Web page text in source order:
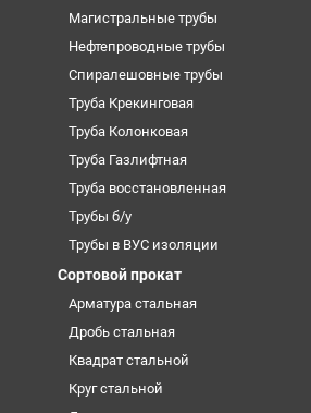
Магистральные трубы
Нефтепроводные трубы
Спиралешовные трубы
Труба Крекинговая
Труба Колонковая
Труба Газлифтная
Труба восстановленная
Трубы б/у
Трубы в ВУС изоляции
Сортовой прокат
Арматура стальная
Дробь стальная
Квадрат стальной
Круг стальной